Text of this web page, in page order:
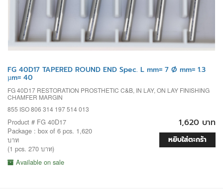
FG 40D17 TAPERED ROUND END Spec. L mm= 7 Ø mm= 1.3
µm= 40
FG 40D17 RESTORATION PROSTHETIC C&B, IN LAY, ON LAY FINISHING
CHAMFER MARGIN
855 ISO 806 314 197 514 013
Product # FG 40D17
Package : box of 6 pcs. 1,620
บาท
(1 pcs. 270 บาท)
Available on sale
1,620 บาท
หยิบใส่ตะกร้า